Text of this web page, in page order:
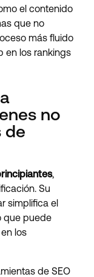
el contenido
que no
más fluido
en los rankings
no
de
,
Su
simplifica el
que puede
los
de SEO